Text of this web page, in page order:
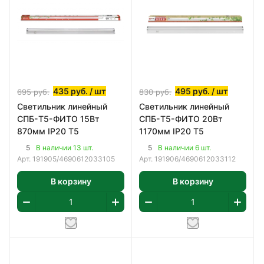
695руб. 435 руб. / шт
Светильник линейный
СПБ-T5-ФИТО 15Вт
870мм IP20 Т5
5
В наличии 13 шт.
Арт. 191905/4690612033105
В корзину
830руб. 495 руб. / шт
Светильник линейный
СПБ-T5-ФИТО 20Вт
1170мм IP20 Т5
5
В наличии 6 шт.
Арт. 191906/4690612033112
В корзину